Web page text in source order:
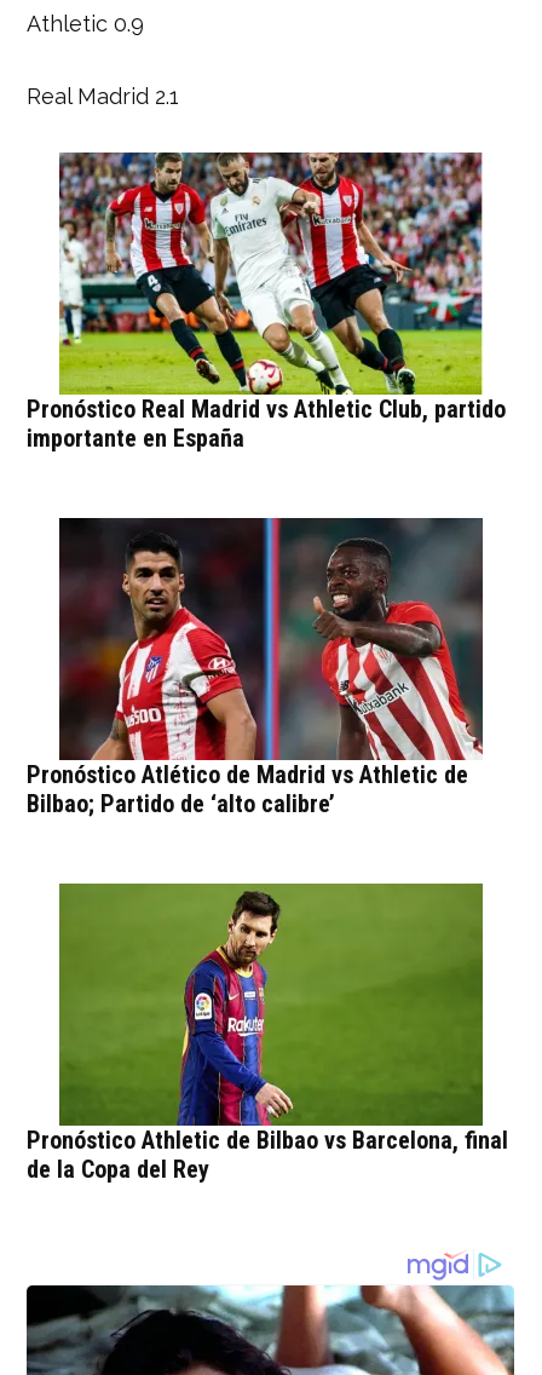
Athletic 0.9
Real Madrid 2.1
Pronóstico Real Madrid vs Athletic Club, partido
importante en España
Pronóstico Atlético de Madrid vs Athletic de
Bilbao; Partido de ‘alto calibre’
Pronóstico Athletic de Bilbao vs Barcelona, final
de la Copa del Rey